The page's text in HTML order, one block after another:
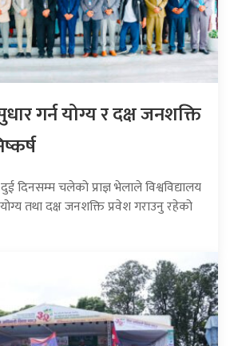
गर्न योग्य र दक्ष जनशक्ति
दिनसम्म चलेको प्राज्ञ भेलाले विश्वविद्यालय
तथा दक्ष जनशक्ति प्रवेश गराउनु रहेको